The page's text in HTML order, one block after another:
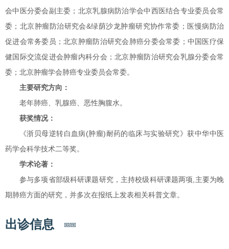
会中医分委会副主委；北京乳腺病防治学会中西医结合专业委员会常
委；北京肿瘤防治研究会&绿荫沙龙肿瘤研究协作常委；医慢病防治
促进会常务委员；北京肿瘤防治研究会肺癌分委会常委；中国医疗保
健国际交流促进会肿瘤内科分会；北京肿瘤防治研究会乳腺分委会常
委；北京肿瘤学会肺癌专业委员会常委。
主要研究方向：
老年肺癌、乳腺癌、恶性胸腹水。
获奖情况：
《浙贝母逆转白血病(肿瘤)耐药的临床与实验研究》获中华中医
药学会科学技术二等奖。
学术论著：
参与多项省部级科研课题研究，主持校级科研课题两项,主要为晚
期肺癌方面的研究，并多次在报纸上发表相关科普文章。
出诊信息